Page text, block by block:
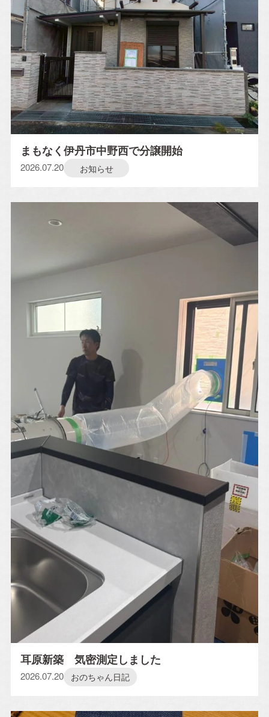
まもなく伊丹市中野西で分譲開始
2026.07.20 お知らせ
耳原新築 気密測定しました
2026.07.20 おのちゃん日記